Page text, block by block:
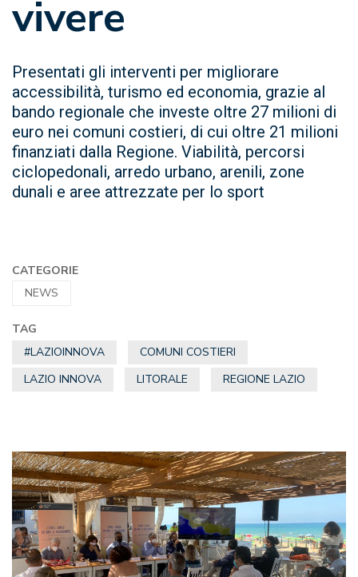
vivere
Presentati gli interventi per migliorare
accessibilità, turismo ed economia, grazie al
bando regionale che investe oltre 27 milioni di
euro nei comuni costieri, di cui oltre 21 milioni
finanziati dalla Regione. Viabilità, percorsi
ciclopedonali, arredo urbano, arenili, zone
dunali e aree attrezzate per lo sport
CATEGORIE
NEWS
TAG
#LAZIOINNOVA
COMUNI COSTIERI
LAZIO INNOVA
LITORALE REGIONE LAZIO